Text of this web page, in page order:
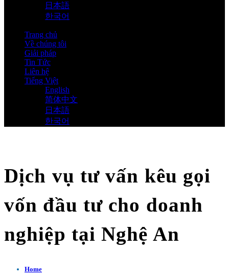
日本語
한국어
Trang chủ
Về chúng tôi
Giải pháp
Tin Tức
Liên hệ
Tiếng Việt
English
简体中文
日本語
한국어
Dịch vụ tư vấn kêu gọi
vốn đầu tư cho doanh
nghiệp tại Nghệ An
Home